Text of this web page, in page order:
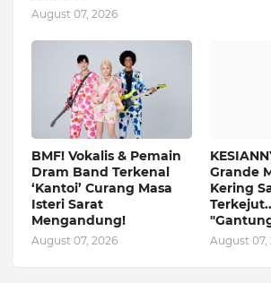
August 07, 2026
BMF! Vokalis & Pemain
Dram Band Terkenal
‘Kantoi’ Curang Masa
Isteri Sarat
Mengandung!
August 07, 2026
Grande
Kering
August 07,